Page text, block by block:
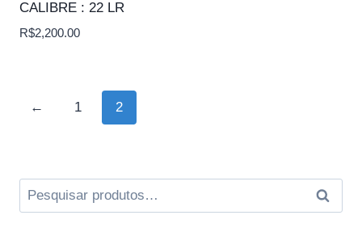
CALIBRE : 22 LR
R$2,200.00
← 1 2
Pesquisar
por: